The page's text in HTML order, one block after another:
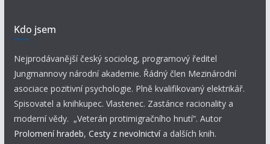
Kdo jsem
Nejprodávanější český sociolog, programový ředitel
Jungmannovy národní akademie. Řádný člen Mezinárodní
asociace pozitivní psychologie. Plně kvalifikovaný elektrikář.
Spisovatel a knihkupec. Vlastenec. Zastánce racionality a
moderní vědy. „Veterán protimigračního hnutí“. Autor
Prolomení hradeb, Cesty z nevolnictví a dalších knih.